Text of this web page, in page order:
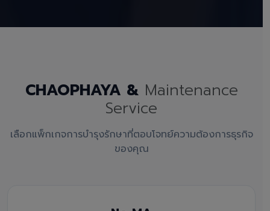
CHAOPHAYA & Maintenance
Service
เลือกแพ็กเกจการบำรุงรักษาที่ตอบโจทย์ความต้องการธุรกิจ
ของคุณ